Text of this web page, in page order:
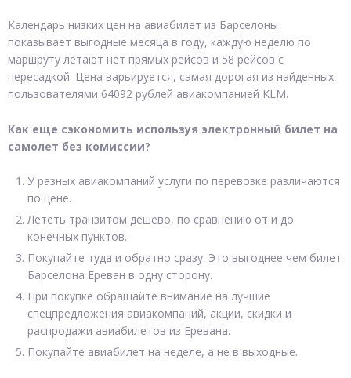
Календарь низких цен на авиабилет из Барселоны
показывает выгодные месяца в году, каждую неделю по
маршруту летают нет прямых рейсов и 58 рейсов с
пересадкой. Цена варьируется, самая дорогая из найденных
пользователями 64092 рублей авиакомпанией KLM.
Как еще сэкономить используя электронный билет на
самолет без комиссии?
У разных авиакомпаний услуги по перевозке различаются
по цене.
Лететь транзитом дешево, по сравнению от и до
конечных пунктов.
Покупайте туда и обратно сразу. Это выгоднее чем билет
Барселона Ереван в одну сторону.
При покупке обращайте внимание на лучшие
спецпредложения авиакомпаний, акции, скидки и
распродажи авиабилетов из Еревана.
Покупайте авиабилет на неделе, а не в выходные.